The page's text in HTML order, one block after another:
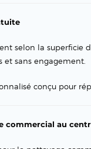
selon la superficie
et sans engagement.
conçu pour
commercial au